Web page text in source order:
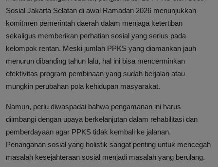
Sosial Jakarta Selatan di awal Ramadan 2026 menunjukkan
komitmen pemerintah daerah dalam menjaga ketertiban
sekaligus memberikan perhatian sosial yang serius pada
kelompok rentan. Meski jumlah PPKS yang diamankan jauh
menurun dibanding tahun lalu, hal ini bisa mencerminkan
efektivitas program pembinaan yang sudah berjalan atau
mungkin perubahan pola kehidupan masyarakat.
Namun, perlu diwaspadai bahwa pengamanan ini harus
diimbangi dengan upaya berkelanjutan dalam rehabilitasi dan
pemberdayaan agar PPKS tidak kembali ke jalanan.
Penanganan sosial yang holistik sangat penting untuk mencegah
masalah kesejahteraan sosial menjadi masalah yang berulang.